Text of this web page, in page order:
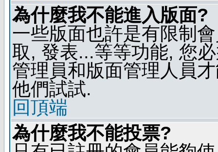
為什麼我不能進入版面?
一些版面也許是有限制
取, 發表...等等功能, 您
管理員和版面管理人員
他們試試.
回頂端
為什麼我不能投票?